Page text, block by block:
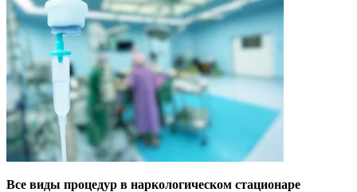
Все виды процедур в наркологическом стационаре